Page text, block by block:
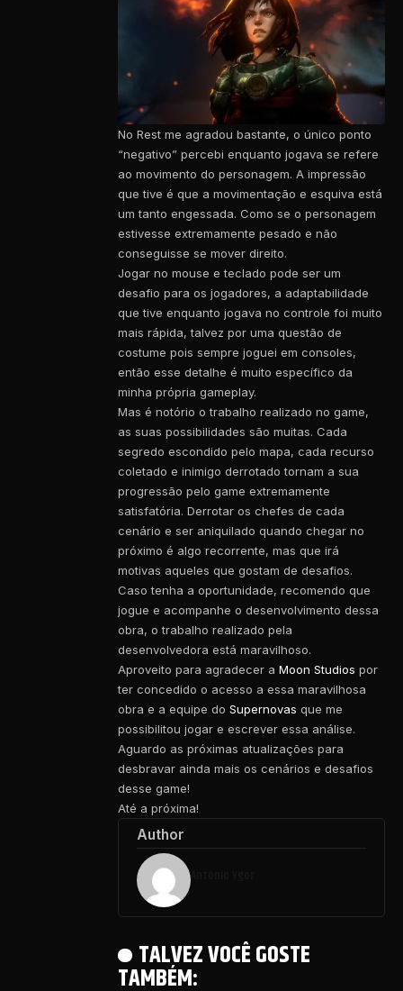
No Rest me agradou bastante, o único ponto
“negativo” percebi enquanto jogava se refere
ao movimento do personagem. A impressão
que tive é que a movimentação e esquiva está
um tanto engessada. Como se o personagem
estivesse extremamente pesado e não
conseguisse se mover direito.
Jogar no mouse e teclado pode ser um
desafio para os jogadores, a adaptabilidade
que tive enquanto jogava no controle foi muito
mais rápida, talvez por uma questão de
costume pois sempre joguei em consoles,
então esse detalhe é muito específico da
minha própria gameplay.
Mas é notório o trabalho realizado no game,
as suas possibilidades são muitas. Cada
segredo escondido pelo mapa, cada recurso
coletado e inimigo derrotado tornam a sua
progressão pelo game extremamente
satisfatória. Derrotar os chefes de cada
cenário e ser aniquilado quando chegar no
próximo é algo recorrente, mas que irá
motivas aqueles que gostam de desafios.
Caso tenha a oportunidade, recomendo que
jogue e acompanhe o desenvolvimento dessa
obra, o trabalho realizado pela
desenvolvedora está maravilhoso.
Aproveito para agradecer a Moon Studios por
ter concedido o acesso a essa maravilhosa
obra e a equipe do Supernovas que me
possibilitou jogar e escrever essa análise.
Aguardo as próximas atualizações para
desbravar ainda mais os cenários e desafios
desse game!
Até a próxima!
Author
TALVEZ VOCÊ GOSTE
TAMBÉM: